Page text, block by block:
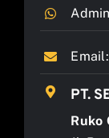
Email:
PT.
Ruko